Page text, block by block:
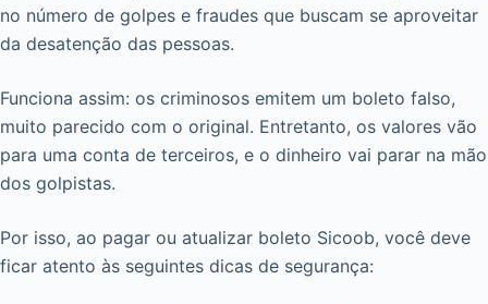
no número de golpes e fraudes que buscam se aproveitar
da desatenção das pessoas.
Funciona assim: os criminosos emitem um boleto falso,
muito parecido com o original. Entretanto, os valores vão
para uma conta de terceiros, e o dinheiro vai parar na mão
dos golpistas.
Por isso, ao pagar ou atualizar boleto Sicoob, você deve
ficar atento às seguintes dicas de segurança: